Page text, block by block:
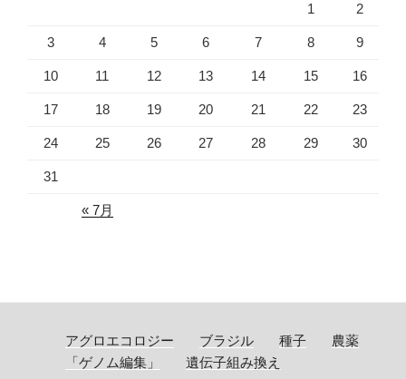
1 2
3 4 5 6 7 8 9
10 11 12 13 14 15 16
17 18 19 20 21 22 23
24 25 26 27 28 29 30
31
« 7月
アグロエコロジー ブラジル 種子
農薬
「ゲノム編集」
遺伝子組み換え